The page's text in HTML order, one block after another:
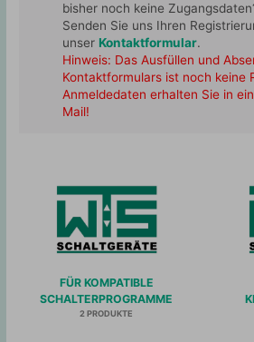
bisher noch keine
Senden Sie uns Ihren
unser Kontaktformular.
Hinweis: Das Ausfüllen und
Kontaktformulars ist noch keine
Anmeldedaten erhalten Sie in
Mail!
FÜR KOMPATIBLE
SCHALTERPROGRAMME
2 PRODUKTE